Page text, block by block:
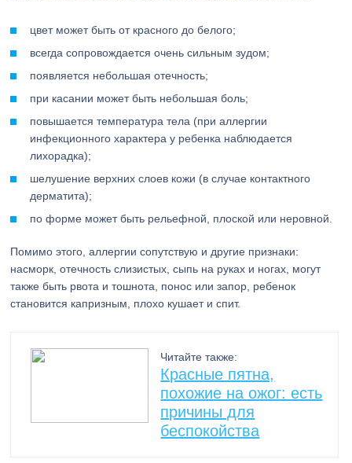
цвет может быть от красного до белого;
всегда сопровождается очень сильным зудом;
появляется небольшая отечность;
при касании может быть небольшая боль;
повышается температура тела (при аллергии
инфекционного характера у ребенка наблюдается
лихорадка);
шелушение верхних слоев кожи (в случае контактного
дерматита);
по форме может быть рельефной, плоской или неровной.
Помимо этого, аллергии сопутствую и другие признаки:
насморк, отечность слизистых, сыпь на руках и ногах, могут
также быть рвота и тошнота, понос или запор, ребенок
становится капризным, плохо кушает и спит.
Читайте также:
Красные пятна,
похожие на ожог: есть
причины для
беспокойства